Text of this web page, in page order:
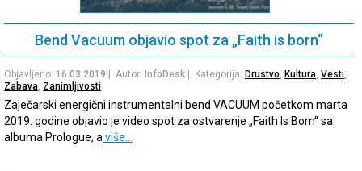
Bend Vacuum objavio spot za „Faith is born“
Objavljeno: 16.03.2019 | Autor: InfoDesk | Kategorija: Drustvo, Kultura, Vesti,
Zabava, Zanimljivosti
Zaječarski energični instrumentalni bend VACUUM početkom marta
2019. godine objavio je video spot za ostvarenje „Faith Is Born“ sa
albuma Prologue, aviše…